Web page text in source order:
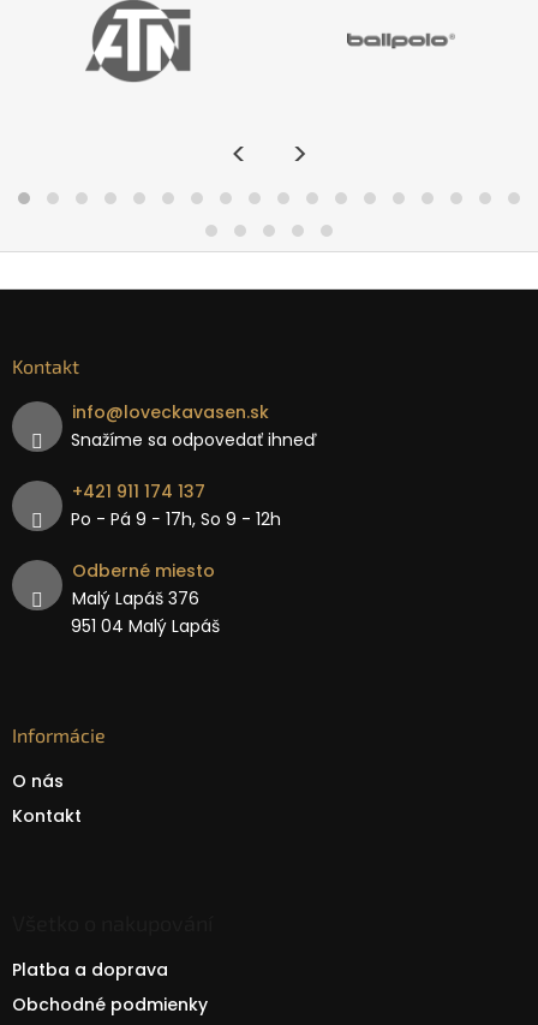
< >
Kontakt
info@loveckavasen.sk
Snažíme sa odpovedať ihneď
+421 911 174 137
Po - Pá 9 − 17h, So 9 - 12h
Odberné miesto
Malý Lapáš 376
951 04 Malý Lapáš
Informácie
O nás
Kontakt
Platba a doprava
Obchodné podmienky